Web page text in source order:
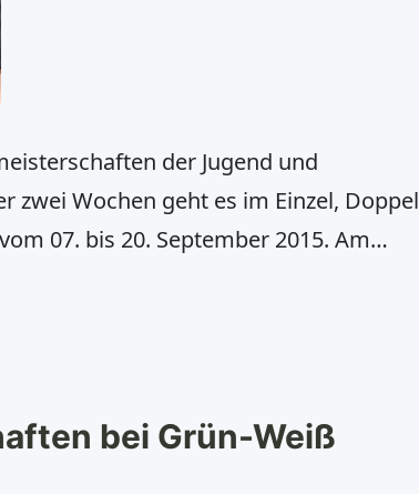
der Jugend und
zwei Wochen geht es im Einzel, Doppel
07. bis 20. September 2015. Am
statt. Modus: Bei der Jugend
bei Grün-Weiß